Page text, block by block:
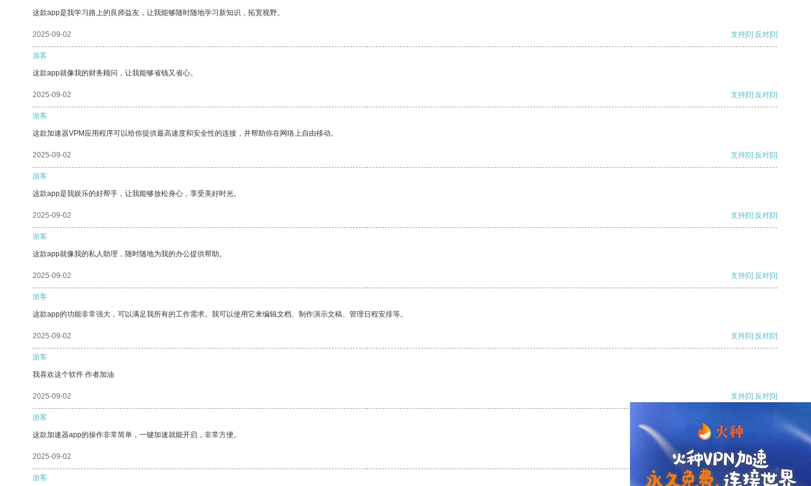
这款app是我学习路上的良师益友，让我能够随时随地学习新知识，拓宽视野。
2025-09-02 支持[0] 反对[0]
游客
这款app就像我的财务顾问，让我能够省钱又省心。
2025-09-02 支持[0] 反对[0]
游客
这款加速器VPM应用程序可以给你提供最高速度和安全性的连接，并帮助你在网络上自由移动。
2025-09-02 支持[0] 反对[0]
游客
这款app是我娱乐的好帮手，让我能够放松身心，享受美好时光。
2025-09-02 支持[0] 反对[0]
游客
这款app就像我的私人助理，随时随地为我的办公提供帮助。
2025-09-02 支持[0] 反对[0]
游客
这款app的功能非常强大，可以满足我所有的工作需求。我可以使用它来编辑文档、制作演示文稿、管理日程安排等。
2025-09-02 支持[0] 反对[0]
游客
我喜欢这个软件 作者加油
2025-09-02 支持[0] 反对[0]
游客
这款加速器app的操作非常简单，一键加速就能开启，非常方便。
2025-09-02 支持[0] 反对
游客